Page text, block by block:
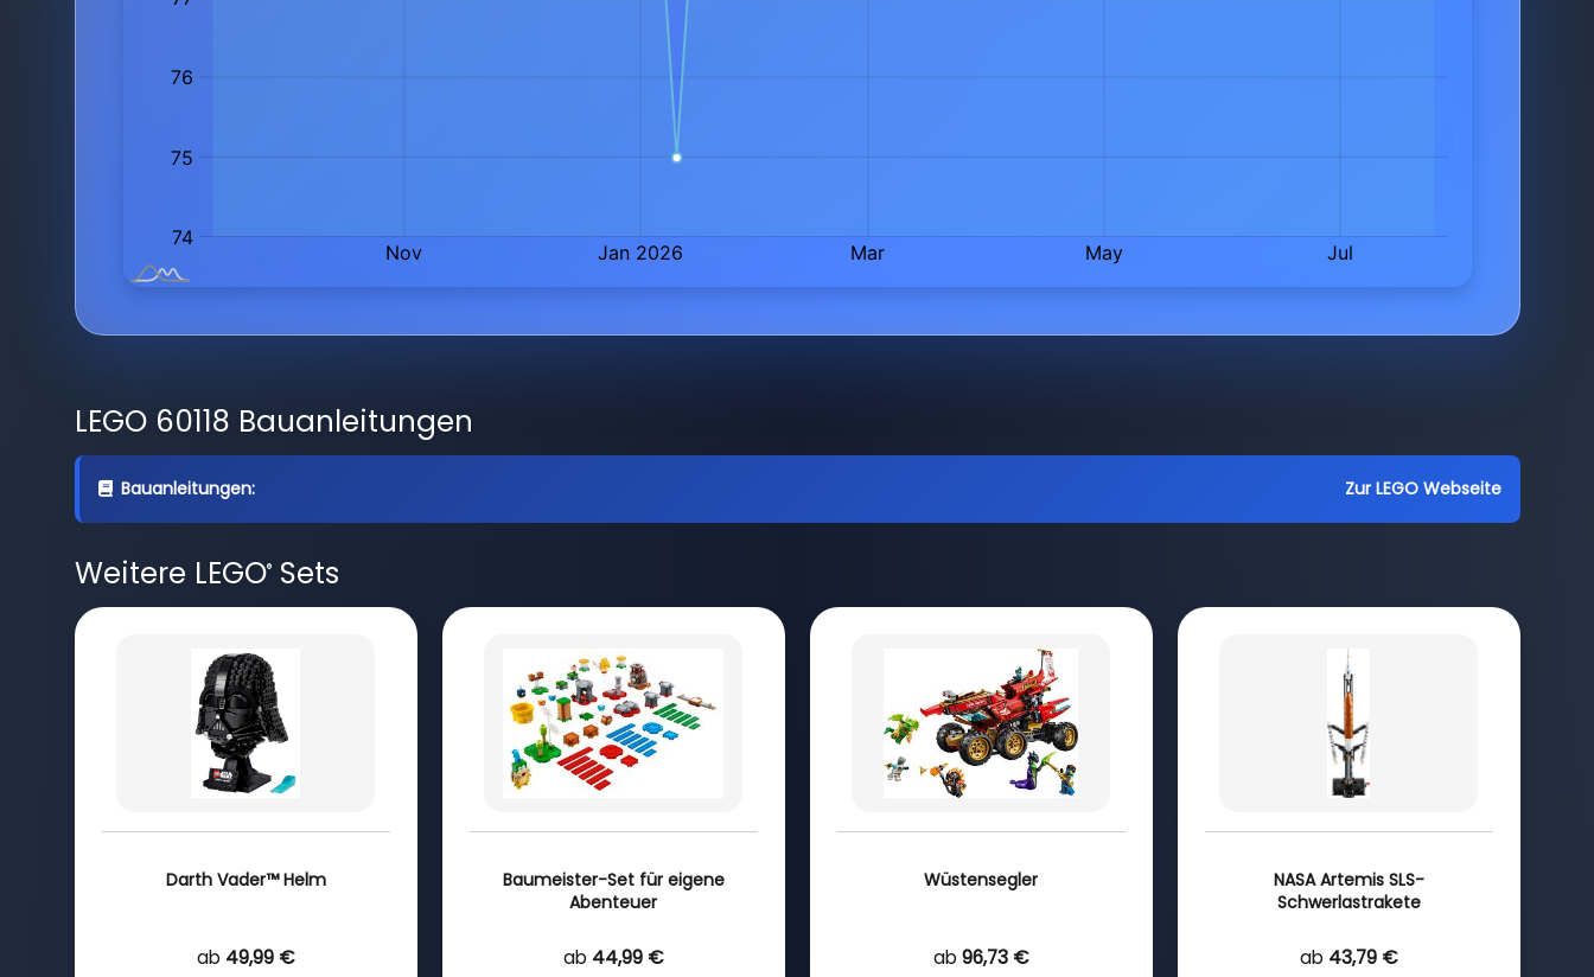
LEGO 60118 Bauanleitungen
Bauanleitungen: Zur LEGO Webseite
Weitere LEGO®Sets
Darth Vader™ Helm
ab 49,99 €
Baumeister-Set für eigene
Abenteuer
ab 44,99 €
Wüstensegler
ab 96,73 €
NASA Artemis SLS-
Schwerlastrakete
ab 43,79 €